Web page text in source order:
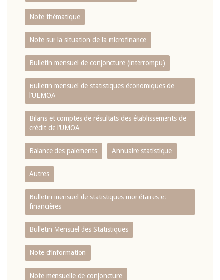
Note thématique
Note sur la situation de la microfinance
Bulletin mensuel de conjoncture (interrompu)
Bulletin mensuel de statistiques économiques de
l‘UEMOA
Bilans et comptes de résultats des établissements de
crédit de l‘UMOA
Balance des paiements Annuaire statistique
Autres
Bulletin mensuel de statistiques monétaires et
financières
Bulletin Mensuel des Statistiques
Note d’information
Note mensuelle de conjoncture